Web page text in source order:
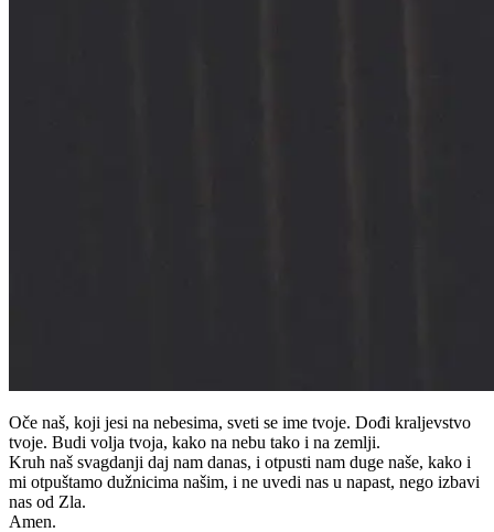
Oče naš, koji jesi na nebesima, sveti se ime tvoje. Dođi kraljevstvo
tvoje. Budi volja tvoja, kako na nebu tako i na zemlji.
Kruh naš svagdanji daj nam danas, i otpusti nam duge naše, kako i
mi otpuštamo dužnicima našim, i ne uvedi nas u napast, nego izbavi
nas od Zla.
Amen.